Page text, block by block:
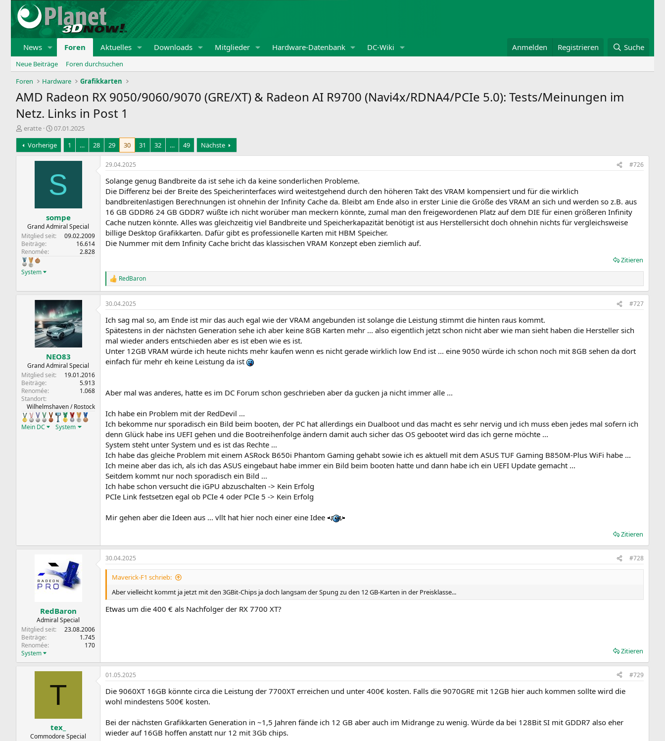
News Foren Aktuelles Downloads Mitglieder Hardware-Datenbank DC-Wiki Anmelden Registrieren Suche
Neue Beiträge
Foren durchsuchen
Foren
Hardware Grafikkarten
AMD Radeon RX 9050/9060/9070 (GRE/XT) & Radeon AI R9700 (Navi4x/RDNA4/PCIe 5.0): Tests/Meinungen im
Netz. Links in Post 1
E
r
s
t
eratte
E
r
s
t
e
l
t
m
07.01.2025
Vorherige
1 … 28 29 30 31 32 … 49 Nächste
S
sompe
Grand Admiral Special
Mitglied seit
09.02.2009
Beiträge
16.614
Renomée
2.828
System
29.04.2025 #726
Solange genug Bandbreite da ist sehe ich da keine sonderlichen Probleme.
Die Differenz bei der Breite des Speicherinterfaces wird weitestgehend durch den höheren Takt des VRAM kompensiert und für die wirklich
bandbreitenlastigen Berechnungen ist ohnehin der Infinity Cache da. Bleibt am Ende also in erster Linie die Größe des VRAM an sich und werden so z.B. aus
16 GB GDDR6 24 GB GDDR7 wüßte ich nicht worüber man meckern könnte, zumal man den freigewordenen Platz auf dem DIE für einen größeren Infinity
Cache nutzen könnte. Alles was gleichzeitig viel Bandbreite und Speicherkapazität benötigt ist aus Herstellersicht doch ohnehin nichts für vergleichsweise
billige Desktop Grafikkarten. Dafür gibt es professionelle Karten mit HBM Speicher.
Die Nummer mit dem Infinity Cache bricht das klassischen VRAM Konzept eben ziemlich auf.
Zitieren
R
e
a
k
i
o
n
e
n
:
RedBaron
NEO83
Grand Admiral Special
Mitglied seit
19.01.2016
Beiträge
5.913
Renomée
1.068
Standort
Wilhelmshaven / Rostock
Mein DC System
30.04.2025 #727
Ich sag mal so, am Ende ist mir das auch egal wie der VRAM angebunden ist solange die Leistung stimmt die hinten raus kommt.
Spätestens in der nächsten Generation sehe ich aber keine 8GB Karten mehr ... also eigentlich jetzt schon nicht aber wie man sieht haben die Hersteller sich
mal wieder anders entschieden aber es ist eben wie es ist.
Unter 12GB VRAM würde ich heute nichts mehr kaufen wenn es nicht gerade wirklich low End ist ... eine 9050 würde ich schon noch mit 8GB sehen da dort
einfach für mehr eh keine Leistung da ist
Aber mal was anderes, hatte es im DC Forum schon geschrieben aber da gucken ja nicht immer alle ...
Ich habe ein Problem mit der RedDevil ...
Ich bekomme nur sporadisch ein Bild beim booten, der PC hat allerdings ein Dualboot und das macht es sehr nervig und ich muss eben jedes mal sofern ich
denn Glück habe ins UEFI gehen und die Bootreihenfolge ändern damit auch sicher das OS gebootet wird das ich gerne möchte ...
System steht unter System und es ist das Rechte ...
Ich habe das gleiche Problem mit einem ASRock B650i Phantom Gaming gehabt sowie ich es aktuell mit dem ASUS TUF Gaming B850M-Plus WiFi habe ...
Ich meine aber das ich, als ich das ASUS eingebaut habe immer ein Bild beim booten hatte und dann habe ich ein UEFI Update gemacht ...
Seitdem kommt nur noch sporadisch ein Bild ...
Ich habe schon versucht die iGPU abzuschalten -> Kein Erfolg
PCIe Link festsetzen egal ob PCIe 4 oder PCIe 5 -> Kein Erfolg
Mir gehen aber die Ideen aus ... vllt hat hier noch einer eine Idee
Zitieren
RedBaron
Admiral Special
Mitglied seit
23.08.2006
Beiträge
1.745
Renomée
170
System
30.04.2025 #728
Maverick-F1 schrieb:
Aber vielleicht kommt ja jetzt mit den 3GBit-Chips ja doch langsam der Spung zu den 12 GB-Karten in der Preisklasse...
Etwas um die 400 € als Nachfolger der RX 7700 XT?
Zitieren
T
tex_
Commodore Special
01.05.2025 #729
Die 9060XT 16GB könnte circa die Leistung der 7700XT erreichen und unter 400€ kosten. Falls die 9070GRE mit 12GB hier auch kommen sollte wird die
wohl mindestens 500€ kosten.
Bei der nächsten Grafikkarten Generation in ~1,5 Jahren fände ich 12 GB aber auch im Midrange zu wenig. Würde da bei 128Bit SI mit GDDR7 also eher
wieder auf 16GB hoffen anstatt nur 12 mit 3Gb chips.